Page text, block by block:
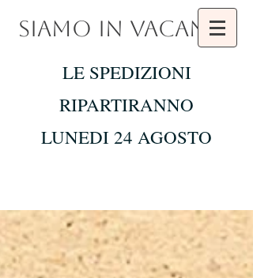
SIAMO IN VACANZA
LE SPEDIZIONI
RIPARTIRANNO
LUNEDI 24 AGOSTO